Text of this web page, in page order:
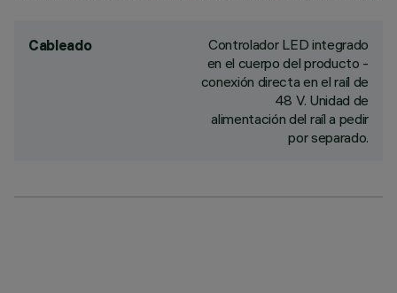
Cableado
Controlador LED integrado
en el cuerpo del producto -
conexión directa en el raíl de
48 V. Unidad de
alimentación del raíl a pedir
por separado.